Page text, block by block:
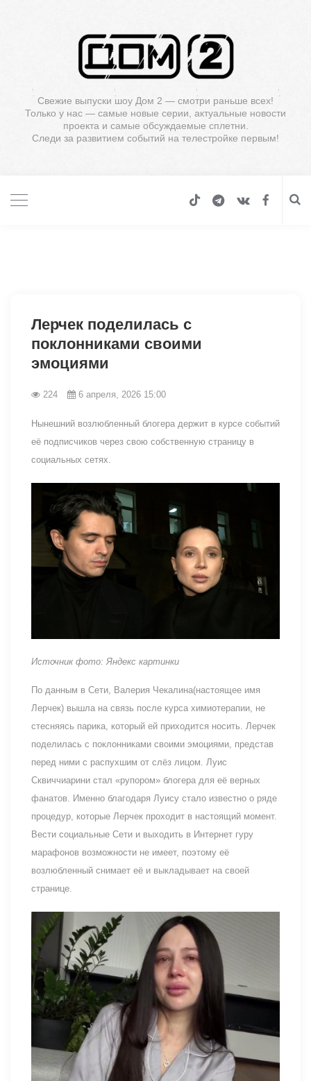
Свежие выпуски шоу Дом 2 — смотри раньше всех!
Только у нас — самые новые серии, актуальные новости
проекта и самые обсуждаемые сплетни.
Следи за развитием событий на телестройке первым!
Лерчек поделилась с
поклонниками своими
эмоциями
224 6 апреля, 2026 15:00
Нынешний возлюбленный блогера держит в курсе событий
её подписчиков через свою собственную страницу в
социальных сетях.
Источник фото: Яндекс картинки
По данным в Сети, Валерия Чекалина(настоящее имя
Лерчек) вышла на связь после курса химиотерапии, не
стесняясь парика, который ей приходится носить. Лерчек
поделилась с поклонниками своими эмоциями, представ
перед ними с распухшим от слёз лицом. Луис
Сквиччиарини стал «рупором» блогера для её верных
фанатов. Именно благодаря Луису стало известно о ряде
процедур, которые Лерчек проходит в настоящий момент.
Вести социальные Сети и выходить в Интернет гуру
марафонов возможности не имеет, поэтому её
возлюбленный снимает её и выкладывает на своей
странице.